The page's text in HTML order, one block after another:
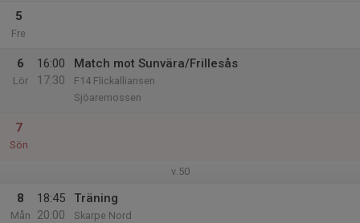
5
Fre
6
Lör
16:00
17:30
Match mot Sunvära/Frillesås
F14 Flickalliansen
Sjöaremossen
7
Sön
v.50
8
Mån
18:45
20:00
Träning
Skarpe Nord